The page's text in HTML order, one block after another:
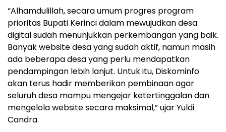
“Alhamdulillah, secara umum progres program
prioritas Bupati Kerinci dalam mewujudkan desa
digital sudah menunjukkan perkembangan yang baik.
Banyak website desa yang sudah aktif, namun masih
ada beberapa desa yang perlu mendapatkan
pendampingan lebih lanjut. Untuk itu, Diskominfo
akan terus hadir memberikan pembinaan agar
seluruh desa mampu mengejar ketertinggalan dan
mengelola website secara maksimal,” ujar Yuldi
Candra.